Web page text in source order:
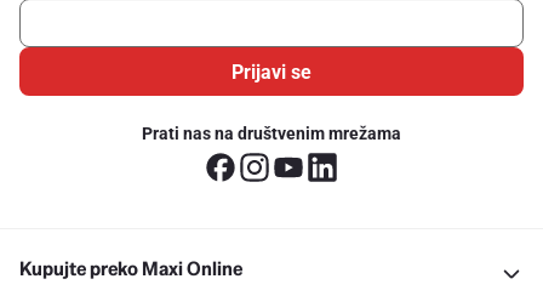
Prijavi se
Prati nas na društvenim mrežama
Kupujte preko Maxi Online